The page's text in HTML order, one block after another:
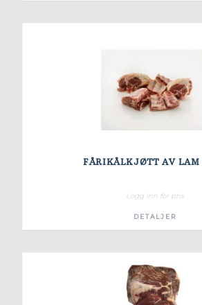
FÅRIKÅLKJØTT AV LAM
Logg inn for pris
DETALJER